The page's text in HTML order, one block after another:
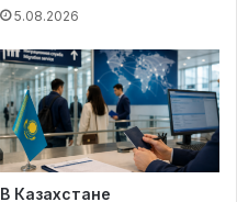
5.08.2026
В Казахстане